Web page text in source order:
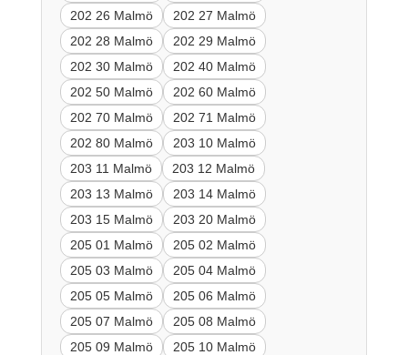
202 26 Malmö
202 27 Malmö
202 28 Malmö
202 29 Malmö
202 30 Malmö
202 40 Malmö
202 50 Malmö
202 60 Malmö
202 70 Malmö
202 71 Malmö
202 80 Malmö
203 10 Malmö
203 11 Malmö
203 12 Malmö
203 13 Malmö
203 14 Malmö
203 15 Malmö
203 20 Malmö
205 01 Malmö
205 02 Malmö
205 03 Malmö
205 04 Malmö
205 05 Malmö
205 06 Malmö
205 07 Malmö
205 08 Malmö
205 09 Malmö
205 10 Malmö